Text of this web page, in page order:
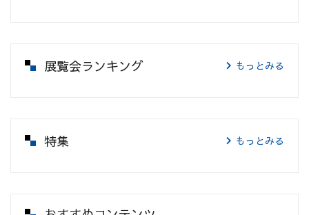
展覧会ランキング もっとみる
特集 もっとみる